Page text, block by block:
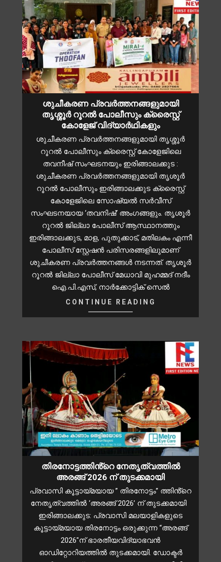
ശുചീകരണ പ്രവർത്തനങ്ങളുമായി
തൃശ്ശൂർ റൂറൽ പോലീസും ക്രൈസ്റ്റ്
കോളേജ് വിദ്യാർഥികളും
ശുചീകരണ പ്രവർത്തനങ്ങളുമായി തൃശ്ശൂർ
റൂറൽ പോലീസും ക്രൈസ്റ്റ് കോളേജിലെ
തവനീഷ് സംഘടനയും ഇരിങ്ങാലക്കുട :
ശുചീകരണ പ്രവർത്തനങ്ങളുമായി തൃശൂർ
റൂറൽ പോലീസും ഇരിങ്ങാലക്കുട ക്രൈസ്റ്റ്
കോളേജിലെ സോഷ്യൽ സർവീസ്
സംഘടനയായ ‘തവനിഷ്’ അംഗങ്ങളും. തൃശൂർ
റൂറൽ ജില്ലാ പോലീസ് ആസ്ഥാനത്തും
ഇരിങ്ങാലക്കുട, മാള, പുതുക്കാട്, മതിലകം എന്നീ
പോലീസ് സ്റ്റേഷൻ പരിസരങ്ങളിലുമാണ്
ശുചീകരണ പ്രവർത്തനങ്ങൾ നടന്നത്. തൃശൂർ
റൂറൽ ജില്ലാ പോലീസ് മേധാവി മുഹമ്മദ് നദീം
ഐ.പി.എസ്, നാർക്കോട്ടിക് സെൽ
CONTINUE READING
തിരനോട്ടത്തിൻ്റെ നേതൃത്വത്തിൽ
അരങ്ങ് 2026 ന് തുടക്കമായി
പ്രവാസി കൂട്ടായ്മയായ ” തിരനോട്ടം” ത്തിൻ്റെ
നേതൃത്വത്തിൽ ‘അരങ്ങ് 2026’ ന് തുടക്കമായി
ഇരിങ്ങാലക്കുട: പ്രവാസി മലയാളികളുടെ
കൂട്ടായ്മയായ തിരനോട്ടം ഒരുക്കുന്ന “അരങ്ങ്
2026″ന് ഭാരതീയവിദ്യാഭവൻ
ഓഡിറ്റോറിയത്തിൽ തുടക്കമായി. ഡോക്ടർ